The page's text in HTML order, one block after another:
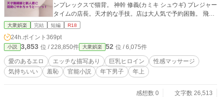
ンプレックスで猫背。 神幹 修義(カミキ シュウギ) プレジャー
タイムの店長。天才的な手技。店は大人気で予約困難。 飛虎
健(ヒコ ケン) 昼間はマッサージ師養成の専門学校に通ってい
れた。
大衆娯楽 完結 短編 R18
24h.ポイント 369pt
小説 3,853 位 / 228,850件 大衆娯楽 52 位 / 6,075件
愛のあるエロ エッチな描写あり 巨乳ヒロイン
性感マッサージ
気持ちいい
羞恥 官能小説 年下男子 年上
感想数 0
文字数 26,513